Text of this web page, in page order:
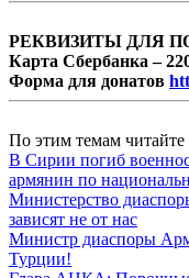
РЕКВИЗИТЫ ДЛЯ
Карта Сбербанка –
Форма для донатов
По этим темам читайте
В Сирии погиб
армянин по
Министерство
зависят не от нас
Министр диаспоры
Турции!